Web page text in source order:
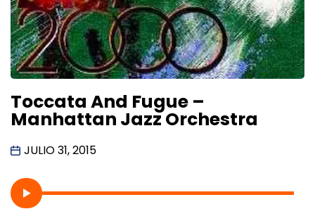
Toccata And Fugue –
Manhattan Jazz Orchestra
JULIO 31, 2015